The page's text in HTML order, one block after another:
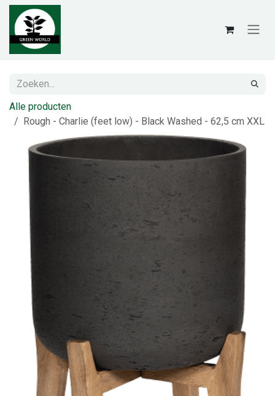
Overslaan naar inhoud
Alle producten
Rough - Charlie (feet low) - Black Washed - 62,5 cm XXL